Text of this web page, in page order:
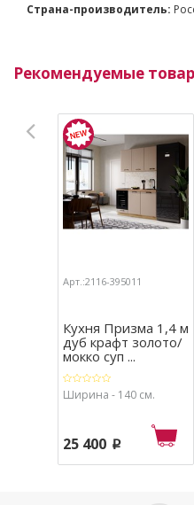
Страна-производитель:
Рекомендуемые
Арт.:2116-395011
Кухня Призма 1,4 м
дуб крафт золото/
мокко суп ...
Ширина - 140 см.
25 400 p